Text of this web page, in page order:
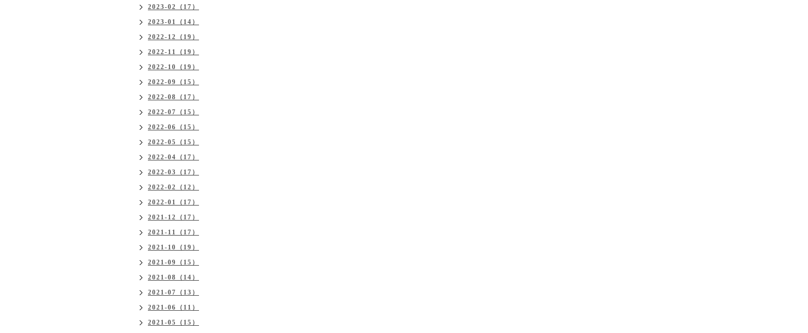
2023-02（17）
2023-01（14）
2022-12（19）
2022-11（19）
2022-10（19）
2022-09（15）
2022-08（17）
2022-07（15）
2022-06（15）
2022-05（15）
2022-04（17）
2022-03（17）
2022-02（12）
2022-01（17）
2021-12（17）
2021-11（17）
2021-10（19）
2021-09（15）
2021-08（14）
2021-07（13）
2021-06（11）
2021-05（15）